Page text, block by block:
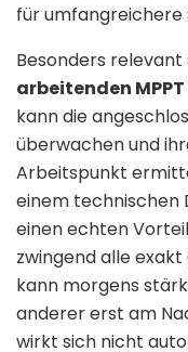
für umfangreichere
Besonders relevant
arbeitenden
kann die
überwachen und
Arbeitspunkt
einem technischen
einen echten
zwingend alle
kann morgens
anderer erst am
wirkt sich nicht